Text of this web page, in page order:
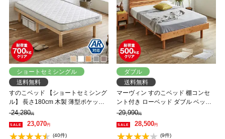
ショートセミシングル
送料無料
すのこベッド 【ショートセミシング
ル】 長さ180cm 木製 薄型ポケット
コイルマットレスセット 耐荷重
350kg 組立簡単 高さ4段階 低ホルム
アルデヒド バノン【AR】
24,280円
23,070円
(40件)
ダブル
送料無料
マーヴィン すのこベッド 棚コンセ
ント付き ローベッド ダブル ベッド
フレーム 木製 頑丈 耐荷重500kgク
リア 高さ3段階 低ホルムアルデヒド
【大型家具配送】
29,990円
28,500円
(9件)